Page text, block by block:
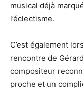
musical déjà
l’éclectisme.
C’est également
rencontre de
compositeur
proche et un